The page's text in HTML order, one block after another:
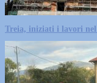
Treia, iniziati i lavori nel